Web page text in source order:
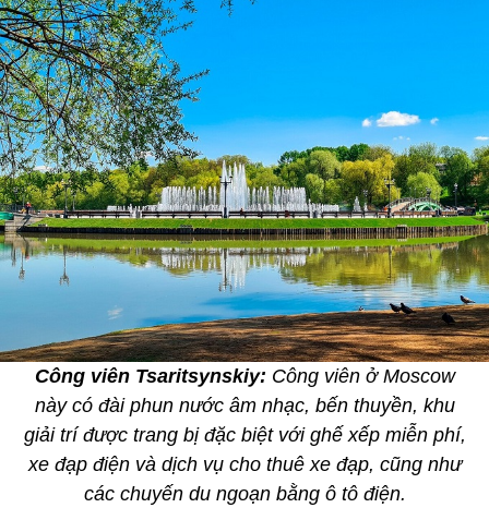
Công viên Tsaritsynskiy: Công viên ở Moscow
này có đài phun nước âm nhạc, bến thuyền, khu
giải trí được trang bị đặc biệt với ghế xếp miễn phí,
xe đạp điện và dịch vụ cho thuê xe đạp, cũng như
các chuyến du ngoạn bằng ô tô điện.